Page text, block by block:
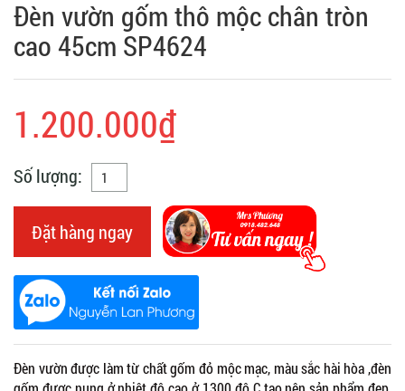
Đèn vườn gốm thô mộc chân tròn
cao 45cm SP4624
1.200.000₫
Số lượng:
Đặt hàng ngay
Đèn vườn được làm từ chất gốm đỏ mộc mạc, màu sắc hài hòa ,đèn